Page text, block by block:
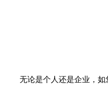
无论是个人还是企业，